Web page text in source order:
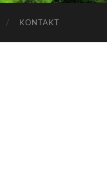
KONTAKT